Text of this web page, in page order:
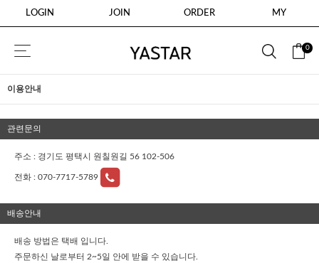
LOGIN JOIN ORDER MY
0
이용안내
관련문의
주소 : 경기도 평택시 원칠원길 56 102-506
전화 : 070-7717-5789
배송안내
배송 방법은 택배 입니다.
주문하신 날로부터 2~5일 안에 받을 수 있습니다.